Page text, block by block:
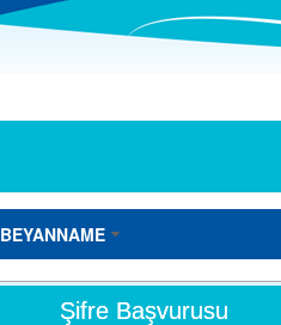
BEYANNAME
Şifre Başvurusu